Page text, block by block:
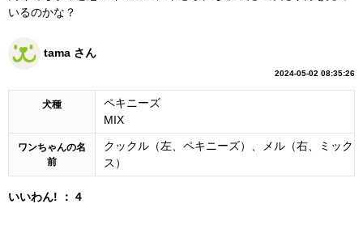
いるのかな？
tama さん
2024-05-02 08:35:26
犬種
ペキニーズ
MIX
ワンちゃんの名
前
クックル（左、ペキニーズ）、メル（右、ミック
ス）
いいわん! ： 4